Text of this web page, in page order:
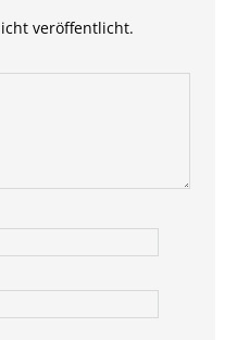
veröffentlicht.